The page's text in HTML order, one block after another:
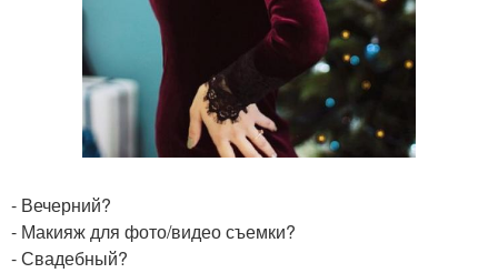
- Вечерний?
- Макияж для фото/видео съемки?
- Свадебный?